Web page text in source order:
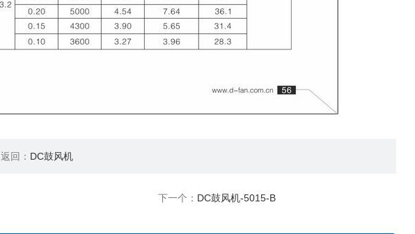
返回： DC鼓风机
下一个： DC鼓风机-5015-B